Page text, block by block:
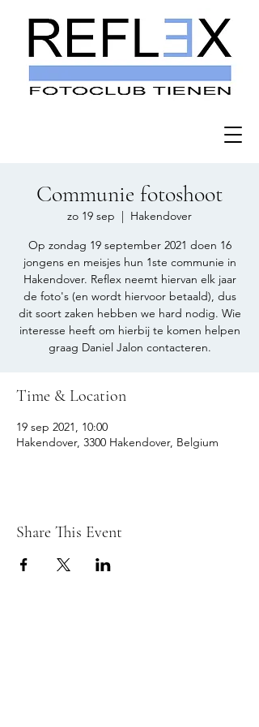
Communie fotoshoot
zo 19 sep
  |
Hakendover
Op zondag 19 september 2021 doen 16
jongens en meisjes hun 1ste communie in
Hakendover. Reflex neemt hiervan elk jaar
de foto's (en wordt hiervoor betaald), dus
dit soort zaken hebben we hard nodig. Wie
interesse heeft om hierbij te komen helpen
graag Daniel Jalon contacteren.
Time & Location
19 sep 2021, 10:00
Hakendover, 3300 Hakendover, Belgium
Share This Event